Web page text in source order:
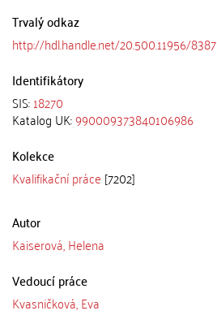
Trvalý odkaz
http://hdl.handle.net/20.500.11956/8387
Identifikátory
SIS:18270
Katalog UK:990009373840106986
Kolekce
Kvalifikační práce [7202]
Autor
Kaiserová, Helena
Vedoucí práce
Kvasničková, Eva